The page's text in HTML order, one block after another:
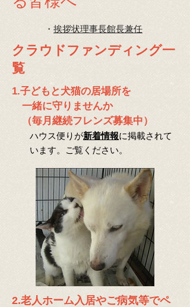
・ 挨拶状理事長館長兼任
​クラウドファンディング一
覧
1.子どもと犬猫の居場所を
一緒に守りませんか
​ （毎月継続フレンズ募集中）
ハウス便りが新着情報に掲載されて
います。ご覧ください。
2.老人ホーム入居やご病気等でペ